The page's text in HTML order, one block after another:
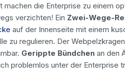
die Enterprise zu einem
verzichten! Ein Zwei-Wege-
auf der Innenseite mit einem
zu regulieren. Der
Gerippte Bündchen an den
problemlos unter der Enterprise